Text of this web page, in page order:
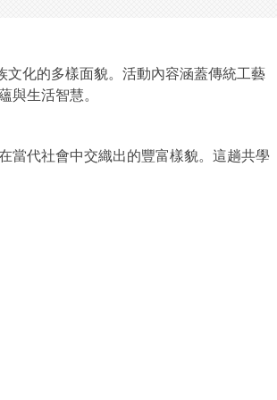
化的多樣面貌。活動內容涵蓋傳統工藝
與生活智慧。
當代社會中交織出的豐富樣貌。這趟共學